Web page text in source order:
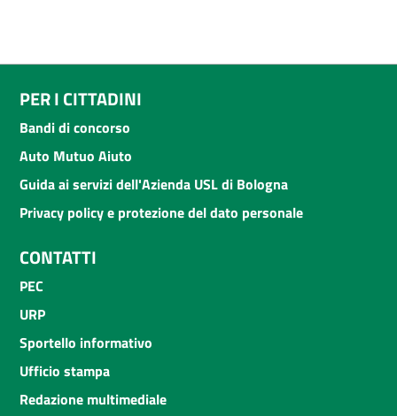
PER I CITTADINI
Bandi di concorso
Auto Mutuo Aiuto
Guida ai servizi dell'Azienda USL di Bologna
Privacy policy e protezione del dato personale
CONTATTI
PEC
URP
Sportello informativo
Ufficio stampa
Redazione multimediale